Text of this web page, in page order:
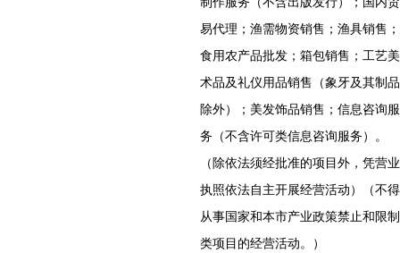
易代理；渔需物资销售；渔具销售；
食用农产品批发；箱包销售；工艺美
术品及礼仪用品销售（象牙及其制品
除外）；美发饰品销售；信息咨询服
务（不含许可类信息咨询服务）。
（除依法须经批准的项目外，凭营业
执照依法自主开展经营活动）（不得
从事国家和本市产业政策禁止和限制
类项目的经营活动。）